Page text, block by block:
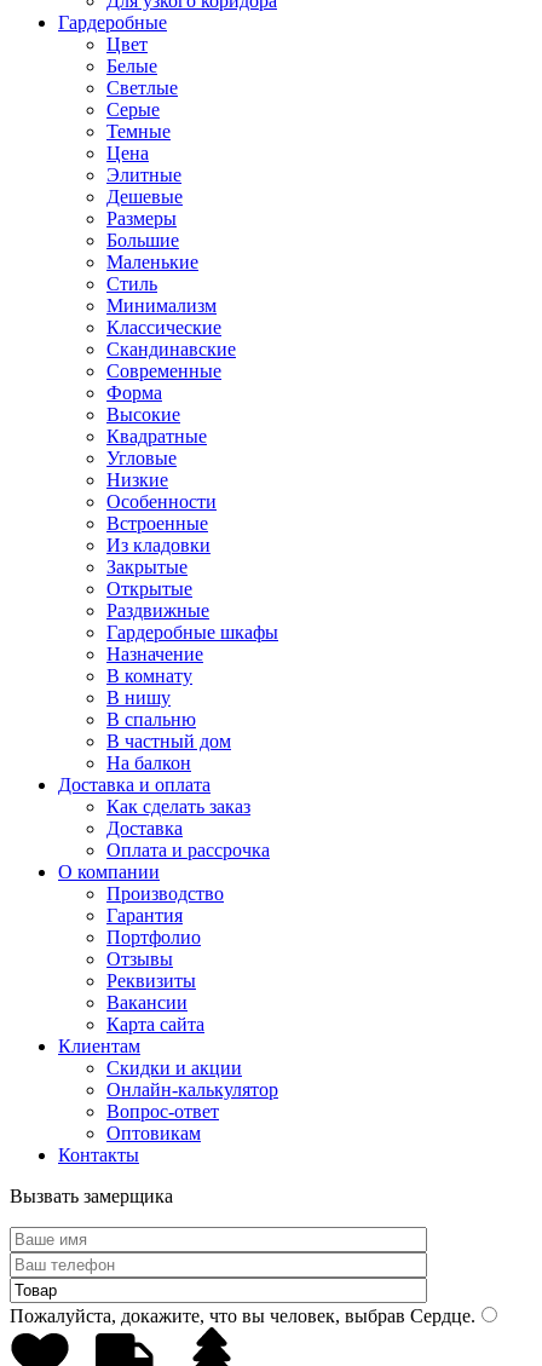
Гардеробные
Цвет
Белые
Светлые
Серые
Темные
Цена
Элитные
Дешевые
Размеры
Большие
Маленькие
Стиль
Минимализм
Классические
Скандинавские
Современные
Форма
Высокие
Квадратные
Угловые
Низкие
Особенности
Встроенные
Из кладовки
Закрытые
Открытые
Раздвижные
Гардеробные шкафы
Назначение
В комнату
В нишу
В спальню
В частный дом
На балкон
Доставка и оплата
Как сделать заказ
Доставка
Оплата и рассрочка
О компании
Производство
Гарантия
Портфолио
Отзывы
Реквизиты
Вакансии
Карта сайта
Клиентам
Скидки и акции
Онлайн-калькулятор
Вопрос-ответ
Оптовикам
Контакты
Вызвать замерщика
Пожалуйста, докажите, что вы человек, выбрав Сердце.